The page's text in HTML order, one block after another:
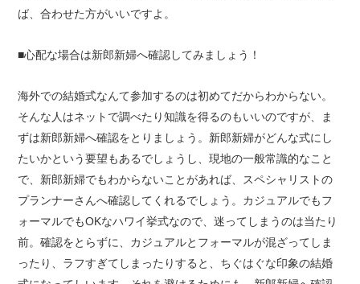
ば、合わせた方がいいですよ。
■心配な場合は新郎新婦へ確認してみましょう！
海外での結婚式なんて参加するのは初めてだからわからない。
そんな人はネットで調べたり知識を得るのもいいのですが、ま
ずは新郎新婦へ確認をとりましょう。新郎新婦がどんな式にし
たいかという要望もあるでしょうし、現地の一般常識的なこと
で、新郎新婦でもわからないことがあれば、スペシャリストの
プランナーさんへ確認してくれるでしょう。カジュアルでもフ
ォーマルでもOKなハワイ挙式なので、迷ってしまうのは当たり
前。確認をとらずに、カジュアルとフォーマルが混ざってしま
ったり、ラフすぎてしまったりすると、ちぐはぐな印象の結婚